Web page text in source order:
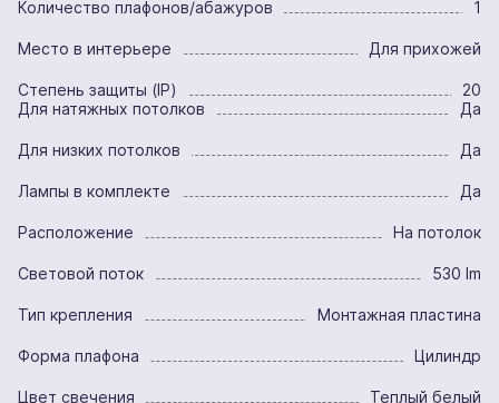
Количество плафонов/абажуров 1
Место в интерьере Для прихожей
Степень защиты (IP)
20
Для натяжных потолков
Да
Для низких потолков Да
Лампы в комплекте Да
Расположение На потолок
Световой поток 530 lm
Тип крепления Монтажная пластина
Форма плафона Цилиндр
Цвет свечения Теплый белый